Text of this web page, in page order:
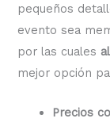
pequeños
evento sea
por las cuales
mejor opción
Precios